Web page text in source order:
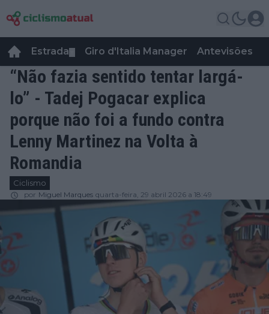
Estrada Giro d'Italia Manager Antevisões
“Não fazia sentido tentar largá-
lo” - Tadej Pogacar explica
porque não foi a fundo contra
Lenny Martinez na Volta à
Romandia
Ciclismo
por Miguel Marques quarta-feira, 29 abril 2026 a 18:49